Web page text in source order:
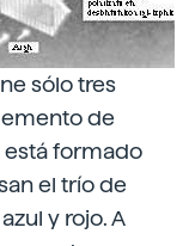
sólo tres
de
está formado
el trío de
y rojo. A